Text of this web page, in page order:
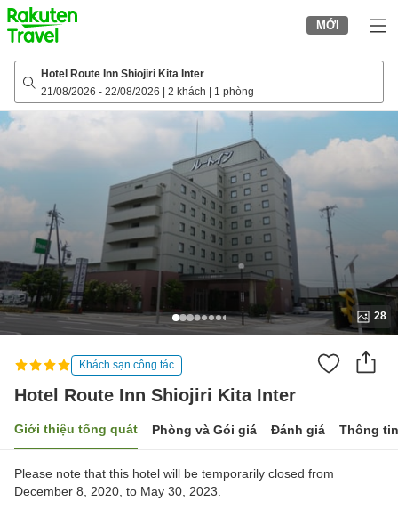
to
top
page
MỚI
Hotel Route Inn Shiojiri Kita Inter
21/08/2026 - 22/08/2026 2 khách 1 phòng
28
Khách sạn công tác
Hotel Route Inn Shiojiri Kita Inter
Giới thiệu tổng quát Phòng và Gói giá Đánh giá Thông
Please note that this hotel will be temporarily closed from
December 8, 2020, to May 30, 2023.